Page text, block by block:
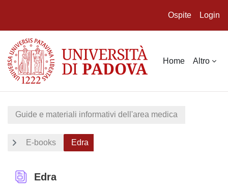
Ospite Login
Home Altro
Guide e materiali informativi dell'area medica
E-books Edra
Edra